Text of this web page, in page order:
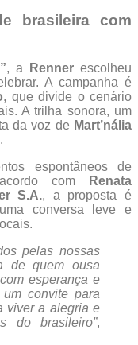
brasileira com
, a Rennerescolheu
A campanha é
, que divide o cenário
A trilha sonora, um
da voz de Mart’nália
.
espontâneos de
com
Renata
S.A., a proposta é
conversa leve e
pelas nossas
de quem ousa
esperança e
convite para
viver a alegria e
do brasileiro”,